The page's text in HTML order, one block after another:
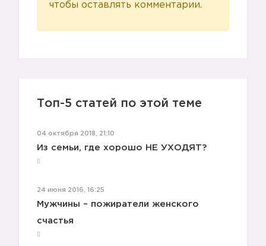
чтобы оставлять комментарии.
Топ-5 статей по этой теме
04 октября 2018, 21:10
Из семьи, где хорошо НЕ УХОДЯТ?
24 июня 2016, 16:25
Мужчины – пожиратели женского
счастья